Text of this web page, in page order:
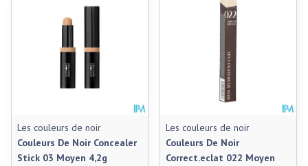
Les couleurs de noir
Couleurs De Noir Concealer
Stick 03 Moyen 4,2g
Les couleurs de noir
Couleurs De Noir
Correct.eclat 022 Moyen